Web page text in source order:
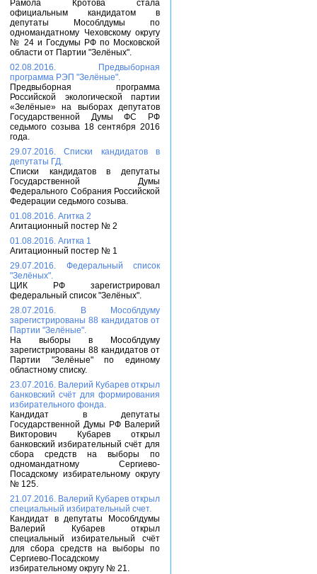
Рамола Кротова стала
официальным кандидатом в
депутаты Мособлдумы по
одномандатному Чеховскому округу
№ 24 и Госдумы РФ по Московской
области от Партии "Зелёных".
02.08.2016. Предвыборная
программа РЭП "Зелёные".
Предвыборная программа
Российской экологической партии
«Зелёные» на выборах депутатов
Государственной Думы ФС РФ
седьмого созыва 18 сентября 2016
года.
29.07.2016. Списки кандидатов в
депутаты ГД.
Списки кандидатов в депутаты
Государственной Думы
Федерального Собрания Российской
Федерации седьмого созыва.
01.08.2016. Агитка 2
Агитационный постер № 2
01.08.2016. Агитка 1
Агитационный постер № 1
29.07.2016. Федеральный список
"Зелёных".
ЦИК РФ зарегистрировал
федеральный список "Зелёных".
28.07.2016. В Мособлдуму
зарегистрированы 88 кандидатов от
Партии "Зелёные".
На выборы в Мособлдуму
зарегистрированы 88 кандидатов от
Партии "Зелёные" по единому
областному списку.
23.07.2016. Валерий Кубарев открыл
банковский счёт для формирования
избирательного фонда.
Кандидат в депутаты
Государственной Думы РФ Валерий
Викторович Кубарев открыл
банковский избирательный счёт для
сбора средств на выборы по
одномандатному Сергиево-
Посадскому избирательному округу
№ 125.
21.07.2016. Валерий Кубарев открыл
специальный избирательный счет.
Кандидат в депутаты Мособлдумы
Валерий Кубарев открыл
специальный избирательный счёт
для сбора средств на выборы по
Сергиево-Посадскому
избирательному округу № 21.